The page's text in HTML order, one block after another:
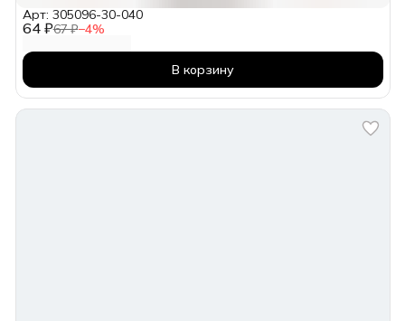
64 ₽67 ₽−4%
Арт: 305096-30-040
В корзину